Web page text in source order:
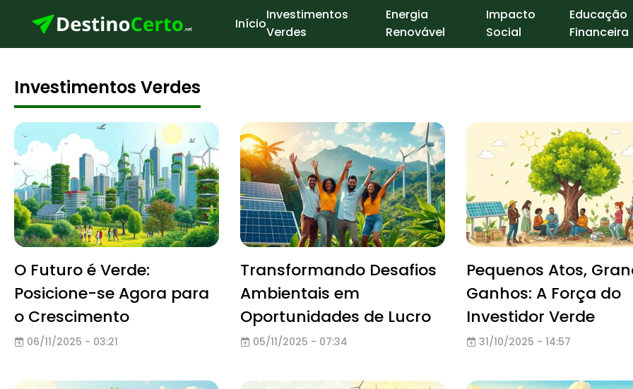
Início
Investimentos
Verdes
Energia
Renovável
Impacto
Social
Educação
Financeira
Investimentos Verdes
O Futuro é Verde:
Posicione-se Agora para
o Crescimento
06/11/2025 - 03:21
Transformando Desafios
Ambientais em
Oportunidades de Lucro
05/11/2025 - 07:34
Pequenos Atos,
Ganhos: A Força do
Investidor Verde
31/10/2025 - 14:57